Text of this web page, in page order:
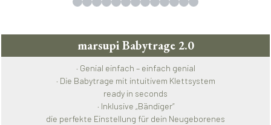
marsupi Babytrage 2.0
· Genial einfach – einfach genial
· Die Babytrage mit intuitivem Klettsystem
ready in seconds
· Inklusive „Bändiger“
die perfekte Einstellung für dein Neugeborenes